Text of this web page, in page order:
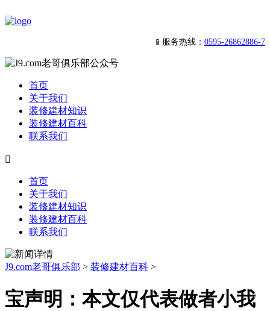
📱服务热线： 0595-26862886-7
首页
关于我们
装修建材知识
装修建材百科
联系我们

首页
关于我们
装修建材知识
装修建材百科
联系我们
J9.com老哥俱乐部 > 装修建材百科 >
宝声明：本文仅代表做者小我